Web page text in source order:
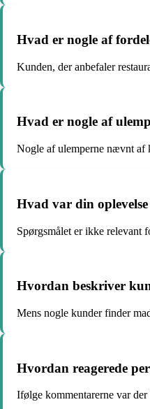
Hvad er nogle af
Kunden, der anbefaler
Hvad er nogle af
Nogle af ulemperne nævnt af
Hvad var din
Spørgsmålet er ikke relevant
Hvordan beskriver
Mens nogle kunder finder
Hvordan reagerede
Ifølge kommentarerne var